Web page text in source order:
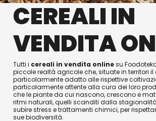
CEREALI IN
VENDITA
Tutti i cereali in vendita onlinesu
piccole realtà agricole che, situate in territori
particolarmente adatto alle rispettive
particolarmente attente alla cura dei loro
che le piante da cui nascono, crescono e
ritmi naturali, quelli scanditi dalla
subire stress e trattamenti chimici, per
sue biodiversità.